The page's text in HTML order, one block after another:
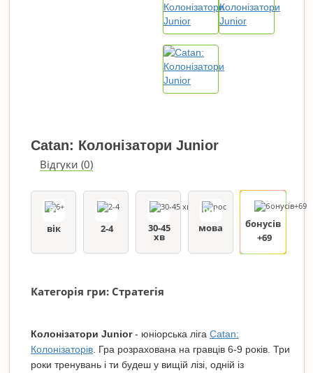
Catan: Колонізатори Junior
Відгуки (0)
вік
6+
2-4
30-45
хв
мова
рос
бонусів
+69
Категорія гри: Стратегія
Колонізатори Junior- юніорська ліга Catan:
Колонізаторів . Гра розрахована на гравців 6-9 років. Три
роки тренувань і ти будеш у вищій лізі, одній із